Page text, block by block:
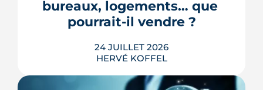
LIRE L'ARTICLE
bureaux, logements… que
pourrait-il vendre ?
24 JUILLET 2026
HERVÉ KOFFEL